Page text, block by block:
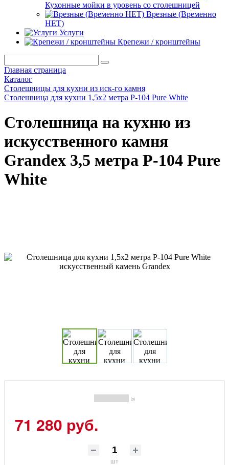
Кухонные мойки в уровень со столешницей
Врезные (Временно
НЕТ)
Услуги
Крепежи / кронштейны
Главная страница
Каталог
Столешницы для кухни из иск-го камня
Столешница для кухни 1,5х2 метра P-104 Pure White
Cтолешница на кухню из
искусственного камня
Grandex 3,5 метра P-104 Pure
White
(0)
71 280 руб.
шт